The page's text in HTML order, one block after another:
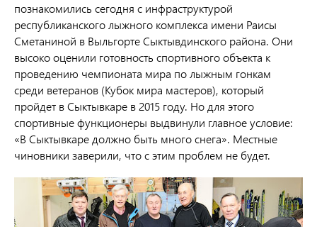
познакомились сегодня с инфраструктурой
республиканского лыжного комплекса имени Раисы
Сметаниной в Выльгорте Сыктывдинского района. Они
высоко оценили готовность спортивного объекта к
проведению чемпионата мира по лыжным гонкам
среди ветеранов (Кубок мира мастеров), который
пройдет в Сыктывкаре в 2015 году. Но для этого
спортивные функционеры выдвинули главное условие:
«В Сыктывкаре должно быть много снега». Местные
чиновники заверили, что с этим проблем не будет.